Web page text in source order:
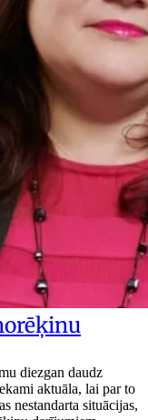
diezgan daudz
aktuāla, lai par to
nestandarta situācijas,